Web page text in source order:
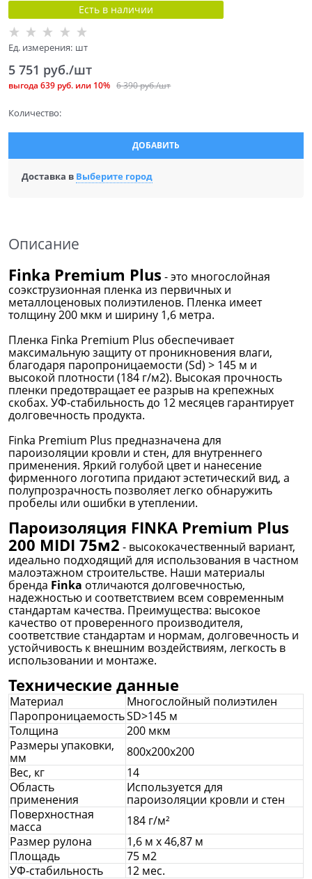
Есть в наличии
Ед. измерения: шт
6 390 руб./шт
5 751 руб./шт
выгода 639 руб. или 10%
Количество:
ДОБАВИТЬ
Доставка в Выберите город
Описание
Finka Premium Plus - это многослойная
соэкструзионная пленка из первичных и
металлоценовых полиэтиленов. Пленка имеет
толщину 200 мкм и ширину 1,6 метра.
Пленка Finka Premium Plus обеспечивает
максимальную защиту от проникновения влаги,
благодаря паропроницаемости (Sd) > 145 м и
высокой плотности (184 г/м2). Высокая прочность
пленки предотвращает ее разрыв на крепежных
скобах. УФ-стабильность до 12 месяцев гарантирует
долговечность продукта.
Finka Premium Plus предназначена для
пароизоляции кровли и стен, для внутреннего
применения. Яркий голубой цвет и нанесение
фирменного логотипа придают эстетический вид, а
полупрозрачность позволяет легко обнаружить
пробелы или ошибки в утеплении.
Пароизоляция FINKA Premium Plus
200 MIDI 75м2 - высококачественный вариант,
идеально подходящий для использования в частном
малоэтажном строительстве. Наши материалы
бренда Finka отличаются долговечностью,
надежностью и соответствием всем современным
стандартам качества. Преимущества: высокое
качество от проверенного производителя,
соответствие стандартам и нормам, долговечность и
устойчивость к внешним воздействиям, легкость в
использовании и монтаже.
Технические данные
Материал
Многослойный полиэтилен
ПаропроницаемостьSD>145 м
Толщина
200 мкм
Размеры упаковки,
мм
800х200х200
Вес, кг
14
Область
применения
Используется для
пароизоляции кровли и стен
Поверхностная
масса
184 г/м²
Размер рулона
1,6 м х 46,87 м
Площадь
75 м2
УФ-стабильность
12 мес.